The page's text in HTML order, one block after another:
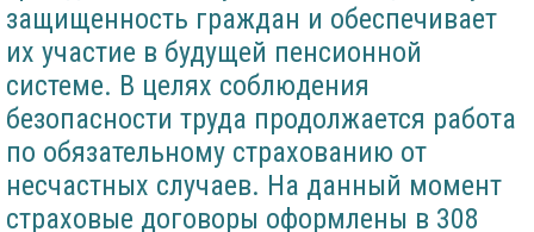
защищенность граждан и обеспечивает
их участие в будущей пенсионной
системе. В целях соблюдения
безопасности труда продолжается работа
по обязательному страхованию от
несчастных случаев. На данный момент
страховые договоры оформлены в 308